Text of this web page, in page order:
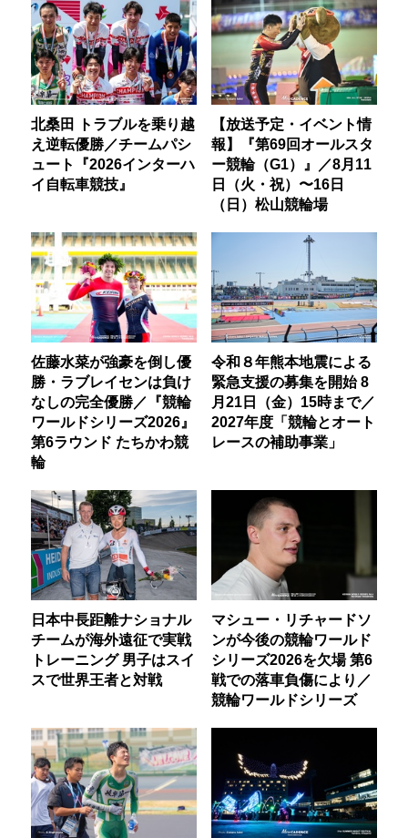
北桑田 トラブルを乗り越
え逆転優勝／チームパシ
ュート『2026インターハ
イ自転車競技』
【放送予定・イベント情
報】『第69回オールスタ
ー競輪（G1）』／8月11
日（火・祝）〜16日
（日）松山競輪場
佐藤水菜が強豪を倒し優
勝・ラブレイセンは負け
なしの完全優勝／『競輪
ワールドシリーズ2026』
第6ラウンド たちかわ競
輪
令和８年熊本地震による
緊急支援の募集を開始 8
月21日（金）15時まで／
2027年度「競輪とオート
レースの補助事業」
日本中長距離ナショナル
チームが海外遠征で実戦
トレーニング 男子はスイ
スで世界王者と対戦
マシュー・リチャードソ
ンが今後の競輪ワールド
シリーズ2026を欠場 第6
戦での落車負傷により／
競輪ワールドシリーズ